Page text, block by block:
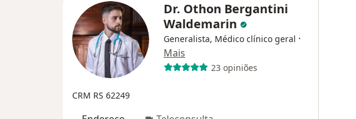
Dr. Othon Bergantini
Waldemarin
Generalista, Médico clínico geral ·
Mais
23 opiniões
CRM RS 62249